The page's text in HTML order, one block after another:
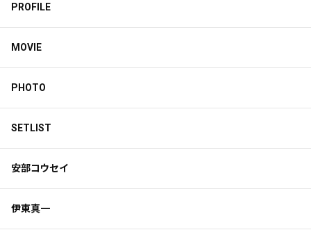
PROFILE
MOVIE
PHOTO
SETLIST
安部コウセイ
伊東真一